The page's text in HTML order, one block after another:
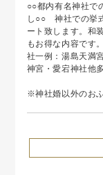
○○都内有名神社で
し○○ 神社での挙
ート致します。和
もお得な内容です
社一例：湯島天満
神宮・愛宕神社他
※神社婚以外のお